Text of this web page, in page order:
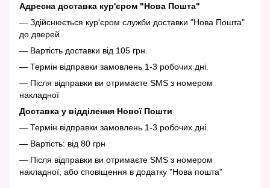
Адресна доставка кур'єром "Нова Пошта"
— Здійснюється кур'єром служби доставки "Нова Пошта"
до дверей
— Вартість доставки від 105 грн.
— Термін відправки замовлень 1-3 робочих дні.
— Після відправки ви отримаєте SMS з номером
накладної
Доставка у відділення Нової Пошти
— Термін відправки замовлень 1-3 робочих дні.
— Вартість: від 80 грн
— Після відправки ви отримаєте SMS з номером
накладної, або сповіщення в додатку "Нова пошта"